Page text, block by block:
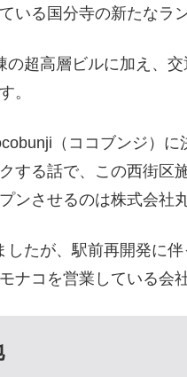
いる国分寺の新たなラ
超高層ビルに加え、交
。
（ココブンジ）に
する話で、この西街区
ンさせるのは株式会社
たが、駅前再開発に伴
ナコを営業している会社